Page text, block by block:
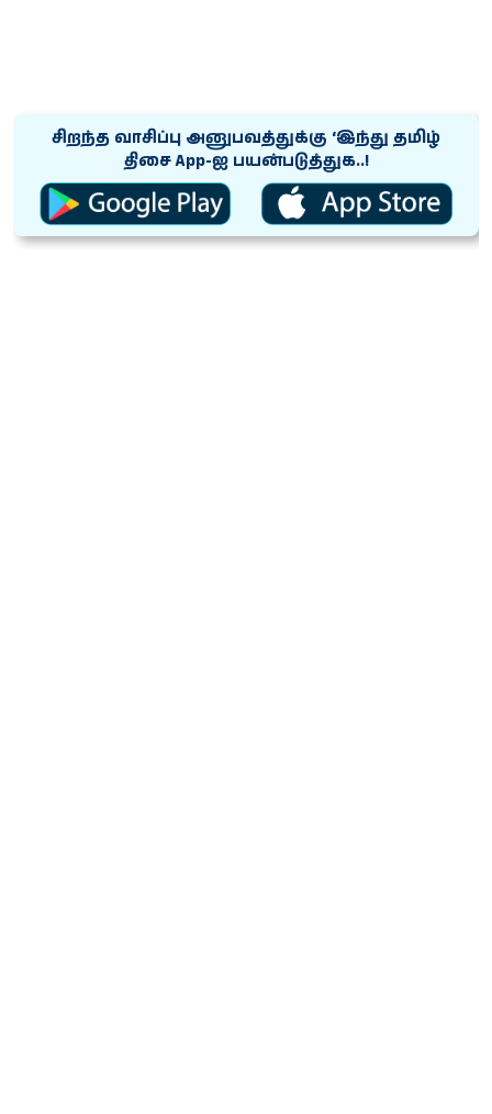
சிறந்த வாசிப்பு அனுபவத்துக்கு ‘இந்து தமிழ்
திசை App-ஐ பயன்படுத்துக..!